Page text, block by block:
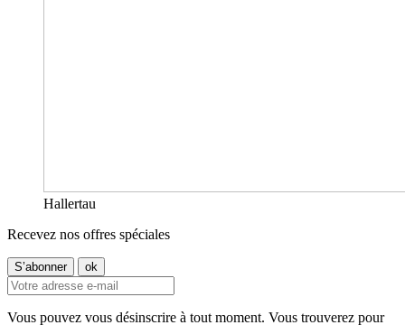
Hallertau
Recevez nos offres spéciales
Vous pouvez vous désinscrire à tout moment. Vous trouverez pour